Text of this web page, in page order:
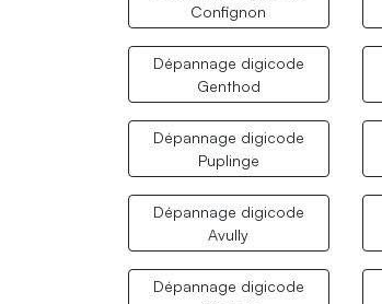
Confignon
Dépannage digicode
Genthod
Dépannage digicode
Puplinge
Dépannage digicode
Avully
Dépannage digicode